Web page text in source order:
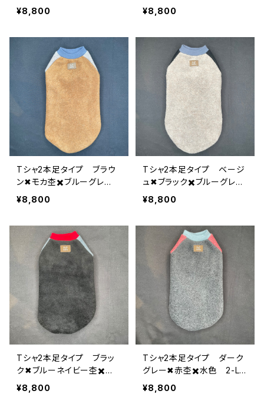
-XL-007
¥8,800
2-XL-006
¥8,800
Tシャ2本足タイプ ブラウ
ン✖︎モカ杢✖️ブルーグレ
ー 2-XL-005
¥8,800
Tシャ2本足タイプ ベージ
ュ✖︎ブラック✖️ブルーグレ
ー 2-XL-004
¥8,800
Tシャ2本足タイプ ブラッ
ク✖︎ブルーネイビー杢✖️
赤 2-L-006
¥8,800
Tシャ2本足タイプ ダーク
グレー✖︎赤杢✖️水色 2-L-
005
¥8,800